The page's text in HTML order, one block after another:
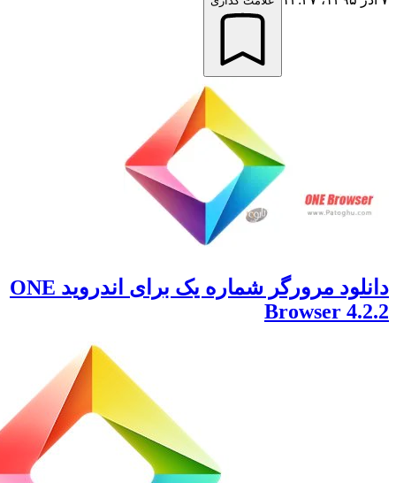
دانلود مرورگر شماره یک برای اندروید ONE
Browser